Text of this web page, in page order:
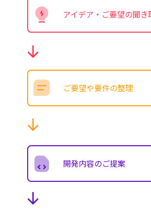
アイデア・ご要望の聞き
ご要望や要件の整理
開発内容のご提案